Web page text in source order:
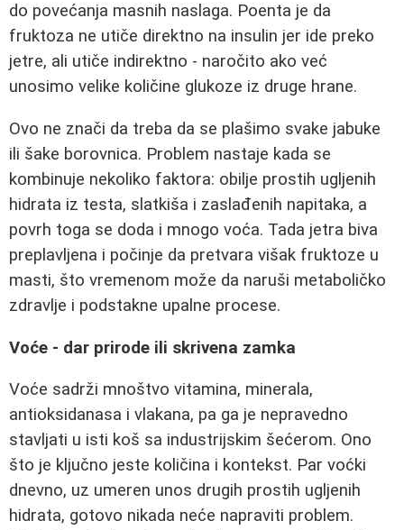
do povećanja masnih naslaga. Poenta je da
fruktoza ne utiče direktno na insulin jer ide preko
jetre, ali utiče indirektno - naročito ako već
unosimo velike količine glukoze iz druge hrane.
Ovo ne znači da treba da se plašimo svake jabuke
ili šake borovnica. Problem nastaje kada se
kombinuje nekoliko faktora: obilje prostih ugljenih
hidrata iz testa, slatkiša i zaslađenih napitaka, a
povrh toga se doda i mnogo voća. Tada jetra biva
preplavljena i počinje da pretvara višak fruktoze u
masti, što vremenom može da naruši metaboličko
zdravlje i podstakne upalne procese.
Voće - dar prirode ili skrivena zamka
Voće sadrži mnoštvo vitamina, minerala,
antioksidanasa i vlakana, pa ga je nepravedno
stavljati u isti koš sa industrijskim šećerom. Ono
što je ključno jeste količina i kontekst. Par voćki
dnevno, uz umeren unos drugih prostih ugljenih
hidrata, gotovo nikada neće napraviti problem.